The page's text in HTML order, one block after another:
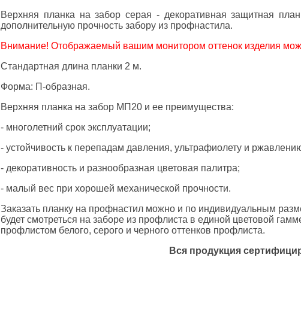
Верхняя планка на забор серая - декоративная защитная
дополнительную прочность забору из профнастила.
Внимание! Отображаемый вашим монитором оттенок изделия
Стандартная длина планки 2 м.
Форма: П-образная.
Верхняя планка на забор МП20 и ее преимущества:
- многолетний срок эксплуатации;
- устойчивость к перепадам давления, ультрафиолету и
- декоративность и разнообразная цветовая палитра;
- малый вес при хорошей механической прочности.
Заказать планку на профнастил можно и по индивидуальным
будет смотреться на заборе из профлиста в единой цветовой
профлистом белого, серого и черного оттенков профлиста.
Вся продукция